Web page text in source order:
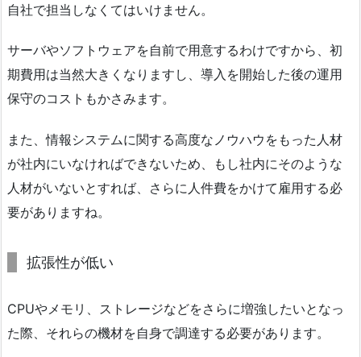
自社で担当しなくてはいけません。
サーバやソフトウェアを自前で用意するわけですから、初
期費用は当然大きくなりますし、導入を開始した後の運用
保守のコストもかさみます。
また、情報システムに関する高度なノウハウをもった人材
が社内にいなければできないため、もし社内にそのような
人材がいないとすれば、さらに人件費をかけて雇用する必
要がありますね。
拡張性が低い
CPUやメモリ、ストレージなどをさらに増強したいとなっ
た際、それらの機材を自身で調達する必要があります。